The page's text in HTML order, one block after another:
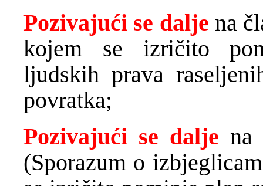
Pozivajući se dalje na
kojem se izričito
ljudskih prava
povratka;
Pozivajući se dalje
(Sporazum o